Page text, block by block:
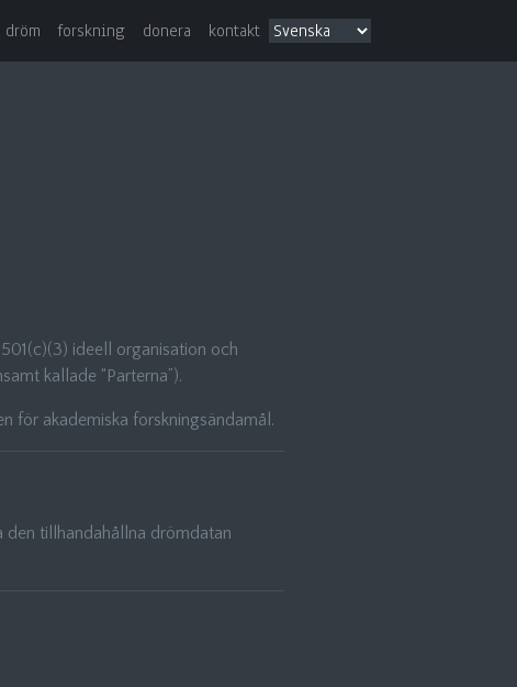
dröm forskning donera kontakt
ideell organisation och
kallade “Parterna”).
för akademiska forskningsändamål.
den tillhandahållna drömdatan